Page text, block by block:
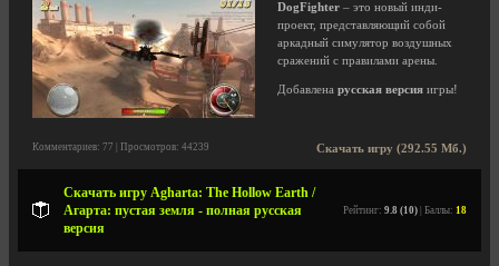
DogFighter – это новый инди-
проект, представляющий собой
аркадный симулятор воздушных
сражений с правилами арены.
Добавлена русская версия игры!
Скачать игру (292.55 Мб.)
Комментариев: 77 | Просмотров: 44239
Скачать игру Agharta: The Hollow Earth /
Агарта: пустая земля - полная русская
версия
Рейтинг: 9.8 (10) | Баллы: 18